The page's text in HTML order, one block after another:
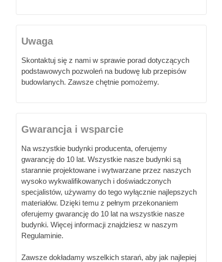
Uwaga
Skontaktuj się z nami w sprawie porad dotyczących
podstawowych pozwoleń na budowę lub przepisów
budowlanych. Zawsze chętnie pomożemy.
Gwarancja i wsparcie
Na wszystkie budynki producenta, oferujemy
gwarancję do 10 lat. Wszystkie nasze budynki są
starannie projektowane i wytwarzane przez naszych
wysoko wykwalifikowanych i doświadczonych
specjalistów, używamy do tego wyłącznie najlepszych
materiałów. Dzięki temu z pełnym przekonaniem
oferujemy gwarancję do 10 lat na wszystkie nasze
budynki. Więcej informacji znajdziesz w naszym
Regulaminie.
Zawsze dokładamy wszelkich starań, aby jak najlepiej